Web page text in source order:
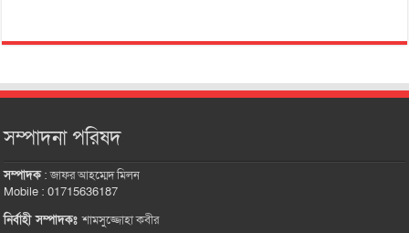
সম্পাদনা পরিষদ
সম্পাদক:জাফর আহম্মেদ মিলন
Mobile : 01715636187
নির্বাহী সম্পাদকঃশামসুজ্জোহা কবীর